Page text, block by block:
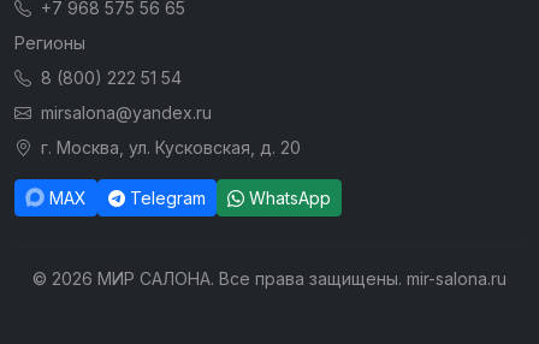
+7 968 575 56 65
Регионы
8 (800) 222 51 54
mirsalona@yandex.ru
г. Москва, ул. Кусковская, д. 20
MAX Telegram WhatsApp
© 2026 МИР САЛОНА. Все права защищены. mir-salona.ru